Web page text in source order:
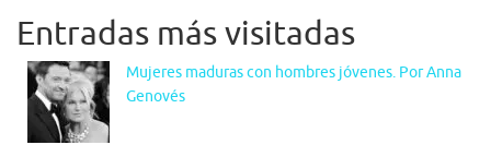
Entradas más visitadas
Mujeres maduras con hombres jóvenes. Por Anna
Genovés